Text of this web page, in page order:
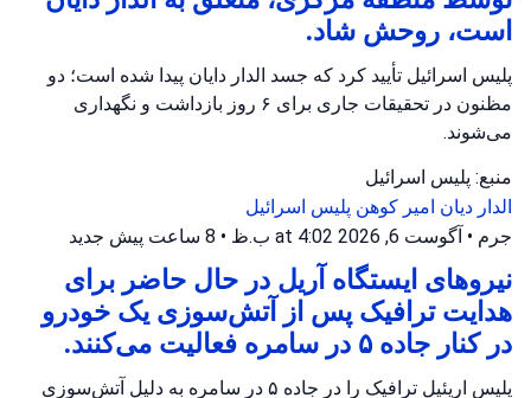
است، روحش شاد.
پلیس اسرائیل تأیید کرد که جسد الدار دایان پیدا شده است؛ دو
مظنون در تحقیقات جاری برای ۶ روز بازداشت و نگهداری
می‌شوند.
منبع: پلیس اسرائیل
الدار دیان امیر کوهن پلیس اسرائیل
جرم • آگوست 6, 2026 at 4:02 ب.ظ • 8 ساعت پیش جدید
نیروهای ایستگاه آریل در حال حاضر برای
هدایت ترافیک پس از آتش‌سوزی یک خودرو
در کنار جاده ۵ در سامره فعالیت می‌کنند.
پلیس اریئیل ترافیک را در جاده ۵ در سامره به دلیل آتش‌سوزی